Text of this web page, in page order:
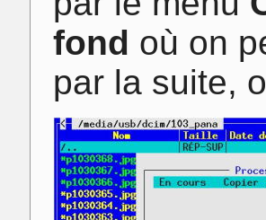
fond où on
par la suite,